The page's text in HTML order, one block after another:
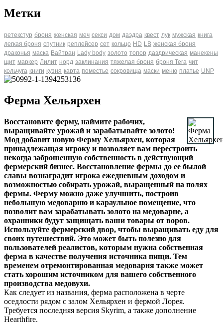
Метки
ретекстур броня женская меч секси дом даэдра квест лук мужская книга
легкая броня спутник реплейсер сет кольцо HD LB женская броня
драконья маска Вайтран Lady body золото топор даэдрическая манекены
щит маркер Лилит норд заклинания тяжелая броня броня Tera чит
кольчуга книги кузня карта поместье сокровища маски меню платье UNP
Ферма Хельярхен
Восстановите ферму, наймите рабочих,
выращивайте урожай и зарабатывайте золото!
Мод добавит новую Ферму Хельярхен, которая
принадлежащая игроку и позволяет вам перестроить
некогда заброшенную собственность в действующий
фермерский бизнес. Восстановление фермы до ее былой
славы вознаградит игрока ежедневным доходом и
возможностью собирать урожай, выращенный на полях
фермы. Ферму можно даже улучшить, построив
небольшую медоварню и караульное помещение, что
позволит вам зарабатывать золото на медоварне, а
охранники будут защищать ваши товары от воров.
Используйте фермерский двор, чтобы выращивать еду для
своих путешествий. Это может быть полезно для
пользователей реалистов, которым нужна собственная
ферма в качестве получения источника пищи. Тем
временем отремонтированная медоварня также может
стать хорошим источником для вашего собственного
производства медовухи.
Как следует из названия, ферма расположена в черте
оседлости рядом с залом Хельярхен и фермой Лорея.
Требуется последняя версия Skyrim, а также дополнение
Hearthfire.